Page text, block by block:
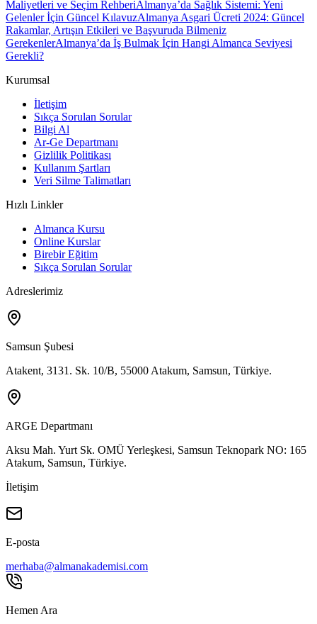
Maliyetleri ve Seçim RehberiAlmanya’da Sağlık Sistemi: Yeni
Gelenler İçin Güncel KılavuzAlmanya Asgari Ücreti 2024: Güncel
Rakamlar, Artışın Etkileri ve Başvuruda Bilmeniz
GerekenlerAlmanya’da İş Bulmak İçin Hangi Almanca Seviyesi
Gerekli?
Kurumsal
İletişim
Sıkça Sorulan Sorular
Bilgi Al
Ar-Ge Departmanı
Gizlilik Politikası
Kullanım Şartları
Veri Silme Talimatları
Hızlı Linkler
Almanca Kursu
Online Kurslar
Birebir Eğitim
Sıkça Sorulan Sorular
Adreslerimiz
Samsun Şubesi
Atakent, 3131. Sk. 10/B, 55000 Atakum, Samsun, Türkiye.
ARGE Departmanı
Aksu Mah. Yurt Sk. OMÜ Yerleşkesi, Samsun Teknopark NO: 165
Atakum, Samsun, Türkiye.
İletişim
E-posta
merhaba@almanakademisi.com
Hemen Ara